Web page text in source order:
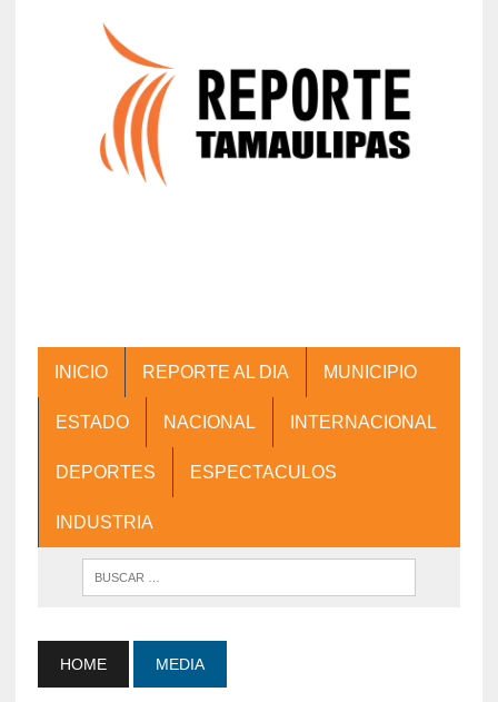
INICIO REPORTE AL DIA MUNICIPIO
ESTADO NACIONAL INTERNACIONAL
DEPORTES ESPECTACULOS
INDUSTRIA
HOME MEDIA